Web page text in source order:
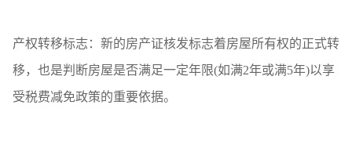
产权转移标志：新的房产证核发标志着房屋所有权的正式转
移，也是判断房屋是否满足一定年限(如满2年或满5年)以享
受税费减免政策的重要依据。